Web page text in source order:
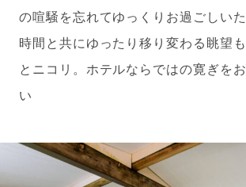
の喧騒を忘れてゆっくりお過ごしいた
時間と共にゆったり移り変わる眺望も
とニコリ。ホテルならではの寛ぎを
い